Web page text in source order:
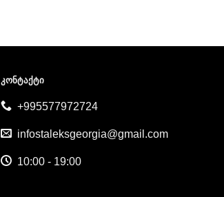
ᲙᲝᲜᲢᲐᲥᲢᲘ
+995577972724
infostaleksgeorgia@gmail.com
10:00 - 19:00